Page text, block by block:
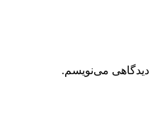
دیدگاهی می‌نویسم.